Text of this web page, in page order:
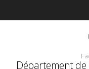
Département